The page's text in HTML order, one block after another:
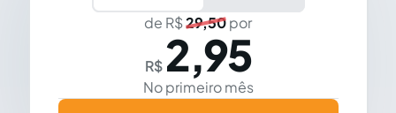
de R$29,50por
R$ 2,95
No primeiro mês